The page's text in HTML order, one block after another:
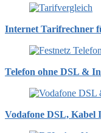
Internet Tarifrechner
Telefon ohne DSL &
Vodafone DSL, Kabel